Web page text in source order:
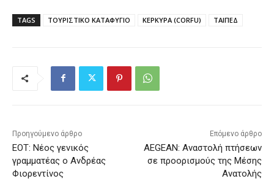
TAGS ΤΟΥΡΙΣΤΙΚΟ ΚΑΤΑΦΥΓΙΟ ΚΕΡΚΥΡΑ (CORFU) ΤΑΙΠΕΔ
Προηγούμενο άρθρο
ΕΟΤ: Νέος γενικός
γραμματέας ο Ανδρέας
Φιορεντίνος
Επόμενο άρθρο
AEGEAN: Αναστολή πτήσεων
σε προορισμούς της Μέσης
Ανατολής